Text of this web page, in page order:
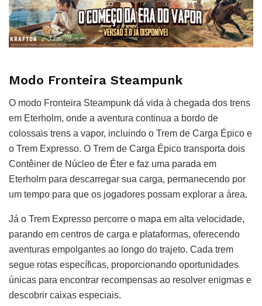
Modo Fronteira Steampunk
O modo Fronteira Steampunk dá vida à chegada dos trens
em Eterholm, onde a aventura continua a bordo de
colossais trens a vapor, incluindo o Trem de Carga Épico e
o Trem Expresso. O Trem de Carga Épico transporta dois
Contêiner de Núcleo de Éter e faz uma parada em
Eterholm para descarregar sua carga, permanecendo por
um tempo para que os jogadores possam explorar a área.
Já o Trem Expresso percorre o mapa em alta velocidade,
parando em centros de carga e plataformas, oferecendo
aventuras empolgantes ao longo do trajeto. Cada trem
segue rotas específicas, proporcionando oportunidades
únicas para encontrar recompensas ao resolver enigmas e
descobrir caixas especiais.